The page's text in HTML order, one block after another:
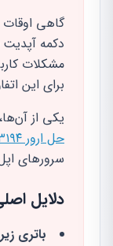
گاهی اوقات
دکمه
برای این
یکی از
حل ارور ۳۱۹۴
سرورهای
دلایل
باتری زیر ۵۰٪: